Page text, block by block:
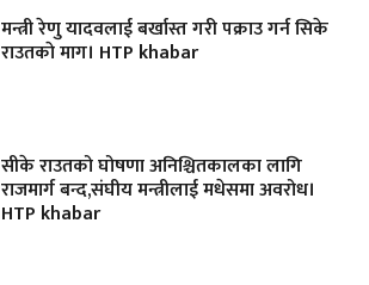
मन्त्री रेणु यादवलाई बर्खास्त गरी पक्राउ गर्न सिके
राउतकाे माग। HTP khabar
सीके राउतको घोषणा अनिश्चितकालका लागि
राजमार्ग बन्द,संघीय मन्त्रीलाई मधेसमा अवरोध।
HTP khabar